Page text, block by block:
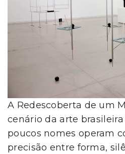
A Redescoberta de um
cenário da arte
poucos nomes operam
precisão entre forma,